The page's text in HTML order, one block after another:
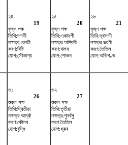
২৪
19
কৃষ্ণ পক্ষ
তিথি:দশমী
নক্ষত্র:রেবতী
করণ:বিষ্টি
যোগ:সৌভাগ্য
২৫
20
কৃষ্ণ পক্ষ
তিথি:একাদশী
নক্ষত্র:অশ্বিনী
করণ:বালব
যোগ:শোভন
২৬
21
কৃষ্ণ পক্ষ
তিথি:দ্বাদশী
নক্ষত্র:ভরণী
করণ:তৈতিল
যোগ:অতিগণ্ড
৩১
26
শুক্ল পক্ষ
তিথি:দ্বিতীয়া
নক্ষত্র:আর্দ্রা
করণ:কৌলব
যোগ:বৃদ্ধি
৩২
27
শুক্ল পক্ষ
তিথি:তৃতীয়া
নক্ষত্র:পুনর্বসু
করণ:তৈতিল
যোগ:ধ্রুব